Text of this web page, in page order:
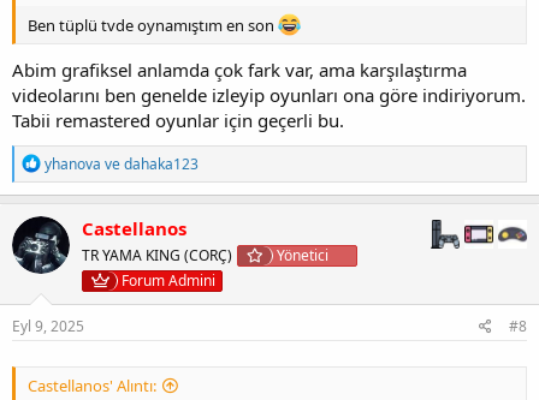
Ben tüplü tvde oynamıştım en son
Abim grafiksel anlamda çok fark var, ama karşılaştırma
videolarını ben genelde izleyip oyunları ona göre indiriyorum.
Tabii remastered oyunlar için geçerli bu.
T
e
p
k
i
l
e
r
yhanova vedahaka123
Castellanos
TR YAMA KING (CORÇ)
Yönetici
Forum Admini
Eyl 9, 2025 #8
Castellanos' Alıntı: